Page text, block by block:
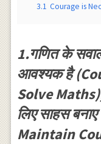
3.1 Courage is
1.गणित के
आवश्यक है
Solve
लिए साहस
Maintain